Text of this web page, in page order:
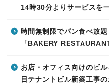
14時30分よりサービスを
時間無制限でパン食べ放
「BAKERY
お店・オフィス向けのビ
目テナントビル新築工事